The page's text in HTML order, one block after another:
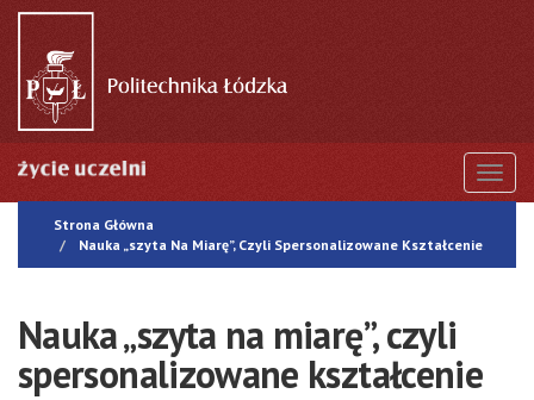
Przejdź
treści
Strona Główna
Nauka „szyta Na Miarę”, Czyli Spersonalizowane Kształcenie
Nauka „szyta na miarę”, czyli
spersonalizowane kształcenie